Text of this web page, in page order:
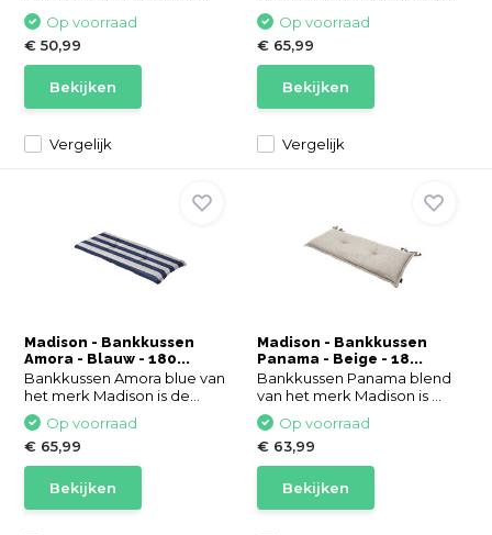
Vergelijk
Op voorraad
€ 50,99
Bekijken
Vergelijk
Op voorraad
€ 65,99
Bekijken
Madison - Bankkussen
Amora - Blauw - 180...
Bankkussen Amora blue van
het merk Madison is de...
Op voorraad
€ 65,99
Bekijken
Madison - Bankkussen
Panama - Beige - 18...
Bankkussen Panama blend
van het merk Madison is ...
Op voorraad
€ 63,99
Bekijken